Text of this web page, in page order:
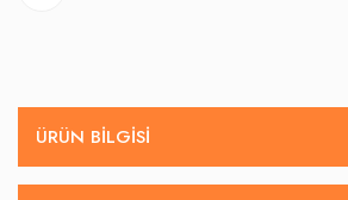
ÜRÜN BILGISI